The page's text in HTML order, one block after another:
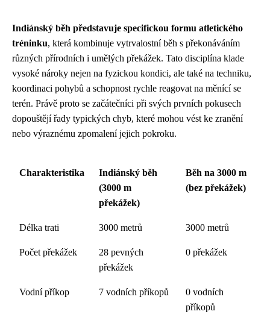
Indiánský běh představuje specifickou formu atletického
tréninku, která kombinuje vytrvalostní běh s překonáváním
různých přírodních i umělých překážek. Tato disciplína klade
vysoké nároky nejen na fyzickou kondici, ale také na techniku,
koordinaci pohybů a schopnost rychle reagovat na měnící se
terén. Právě proto se začátečníci při svých prvních pokusech
dopouštějí řady typických chyb, které mohou vést ke zranění
nebo výraznému zpomalení jejich pokroku.
Charakteristika
Indiánský běh
(3000 m
překážek)
Běh na 3000 m
(bez překážek)
Délka trati 3000 metrů 3000 metrů
Počet překážek
28 pevných
překážek
0 překážek
Vodní příkop 7 vodních příkopů
0 vodních
příkopů